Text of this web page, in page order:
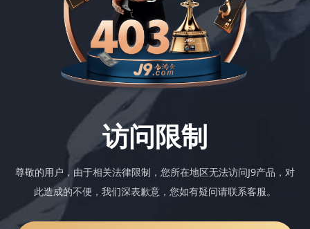
访问限制
尊敬的用户，由于相关法律限制，您所在地区无法访问J9产品，对
此造成的不便，我们深表歉意，您如有疑问请联系客服。